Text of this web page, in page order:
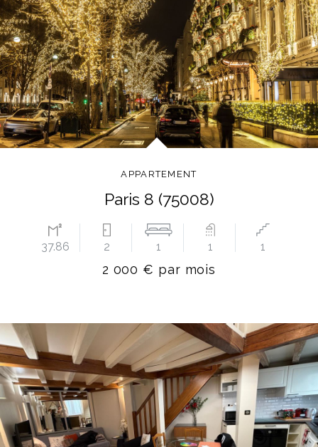
APPARTEMENT
Paris 8 (75008)
37.86 2 1 1 1
2 000 € par mois